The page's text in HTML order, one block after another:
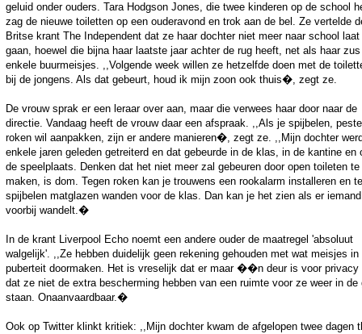
geluid onder ouders. Tara Hodgson Jones, die twee kinderen op de school
zag de nieuwe toiletten op een ouderavond en trok aan de bel. Ze vertelde
Britse krant The Independent dat ze haar dochter niet meer naar school laat
gaan, hoewel die bijna haar laatste jaar achter de rug heeft, net als haar
enkele buurmeisjes. ,,Volgende week willen ze hetzelfde doen met de
bij de jongens. Als dat gebeurt, houd ik mijn zoon ook thuis�, zegt ze.
De vrouw sprak er een leraar over aan, maar die verwees haar door naar de
directie. Vandaag heeft de vrouw daar een afspraak. ,,Als je spijbelen,
roken wil aanpakken, zijn er andere manieren�, zegt ze. ,,Mijn dochter
enkele jaren geleden getreiterd en dat gebeurde in de klas, in de kantine en
de speelplaats. Denken dat het niet meer zal gebeuren door open toileten te
maken, is dom. Tegen roken kan je trouwens een rookalarm installeren en
spijbelen matglazen wanden voor de klas. Dan kan je het zien als er iemand
voorbij wandelt.�
In de krant Liverpool Echo noemt een andere ouder de maatregel 'absoluut
walgelijk'. ,,Ze hebben duidelijk geen rekening gehouden met wat meisjes in
puberteit doormaken. Het is vreselijk dat er maar ��n deur is voor privacy
dat ze niet de extra bescherming hebben van een ruimte voor ze weer in de
staan. Onaanvaardbaar.�
Ook op Twitter klinkt kritiek: ,,Mijn dochter kwam de afgelopen twee dagen